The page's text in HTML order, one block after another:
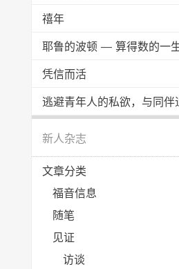
禧年
耶鲁的波顿 — 算得数的一
凭信而活
逃避青年人的私欲，与同伴
新人杂志
文章分类
福音信息
随笔
见证
访谈